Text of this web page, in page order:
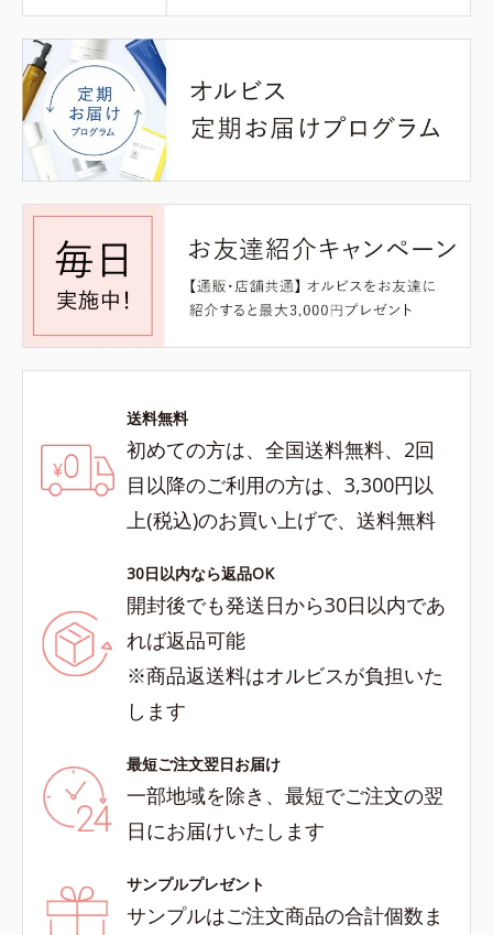
送料無料
初めての方は、全国送料無料、2回
目以降のご利用の方は、3,300円以
上(税込)のお買い上げで、送料無料
30日以内なら返品OK
開封後でも発送日から30日以内であ
れば返品可能
※商品返送料はオルビスが負担いた
します
最短ご注文翌日お届け
一部地域を除き、最短でご注文の翌
日にお届けいたします
サンプルプレゼント
サンプルはご注文商品の合計個数ま